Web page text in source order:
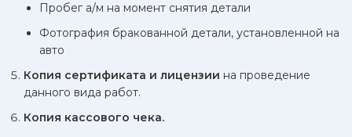
Пробег а/м на момент снятия детали
Фотография бракованной детали, установленной на
авто
Копия сертификата и лицензии на проведение
данного вида работ.
Копия кассового чека.